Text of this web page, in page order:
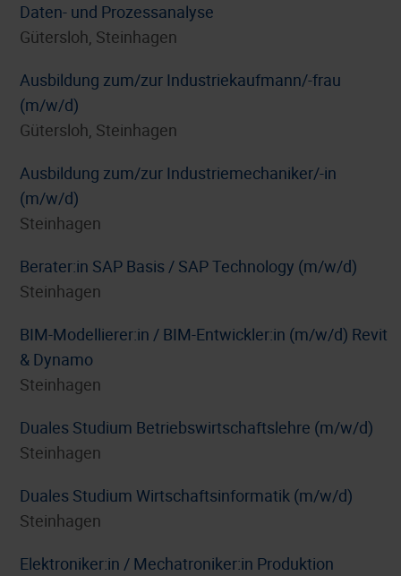
Daten- und Prozessanalyse
Gütersloh, Steinhagen
Ausbildung zum/zur Industriekaufmann/-frau
(m/w/d)
Gütersloh, Steinhagen
Ausbildung zum/zur Industriemechaniker/-in
(m/w/d)
Steinhagen
Berater:in SAP Basis / SAP Technology (m/w/d)
Steinhagen
BIM-Modellierer:in / BIM-Entwickler:in (m/w/d) Revit
& Dynamo
Steinhagen
Duales Studium Betriebswirtschaftslehre (m/w/d)
Steinhagen
Duales Studium Wirtschaftsinformatik (m/w/d)
Steinhagen
Elektroniker:in / Mechatroniker:in Produktion